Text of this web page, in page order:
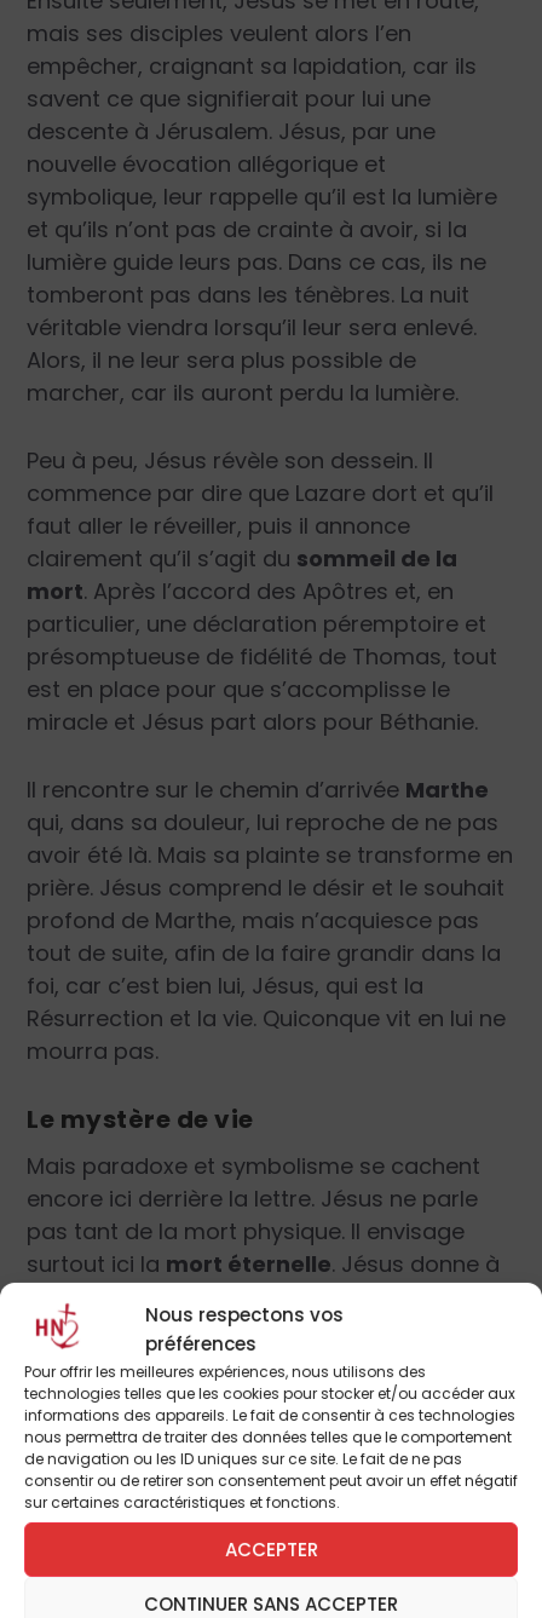
Nous respectons vos
préférences
Pour offrir les meilleures expériences, nous utilisons des
technologies telles que les cookies pour stocker et/ou accéder aux
informations des appareils. Le fait de consentir à ces technologies
nous permettra de traiter des données telles que le comportement
de navigation ou les ID uniques sur ce site. Le fait de ne pas
consentir ou de retirer son consentement peut avoir un effet négatif
sur certaines caractéristiques et fonctions.
ACCEPTER
CONTINUER SANS ACCEPTER
mais ses disciples veulent alors l’en
empêcher, craignant sa lapidation, car ils
savent ce que signifierait pour lui une
descente à Jérusalem. Jésus, par une
nouvelle évocation allégorique et
symbolique, leur rappelle qu’il est la lumière
et qu’ils n’ont pas de crainte à avoir, si la
lumière guide leurs pas. Dans ce cas, ils ne
tomberont pas dans les ténèbres. La nuit
véritable viendra lorsqu’il leur sera enlevé.
Alors, il ne leur sera plus possible de
marcher, car ils auront perdu la lumière.
Peu à peu, Jésus révèle son dessein. Il
commence par dire que Lazare dort et qu’il
faut aller le réveiller, puis il annonce
clairement qu’il s’agit du sommeil de la
mort. Après l’accord des Apôtres et, en
particulier, une déclaration péremptoire et
présomptueuse de fidélité de Thomas, tout
est en place pour que s’accomplisse le
miracle et Jésus part alors pour Béthanie.
Il rencontre sur le chemin d’arrivée Marthe
qui, dans sa douleur, lui reproche de ne pas
avoir été là. Mais sa plainte se transforme en
prière. Jésus comprend le désir et le souhait
profond de Marthe, mais n’acquiesce pas
tout de suite, afin de la faire grandir dans la
foi, car c’est bien lui, Jésus, qui est la
Résurrection et la vie. Quiconque vit en lui ne
mourra pas.
Le mystère de vie
Mais paradoxe et symbolisme se cachent
encore ici derrière la lettre. Jésus ne parle
pas tant de la mort physique. Il envisage
surtout ici la mort éternelle. Jésus donne à
ceux qui croient en lui la vie éternelle et
impérissable que Marthe attendait pour la
résurrection des morts et le jugement
dernier. Jésus entraîne Marthe, par la foi, au
cœur même du mystère de Dieu, qui est un
mystère de vie. Marthe pose alors unacte
de foi remarquable dans la messianité et
la divinité du Christ, comme l’avait fait
Pierre sur le chemin de Césarée de Philippe.
Marthe, comme la Samaritaine, se fait alors